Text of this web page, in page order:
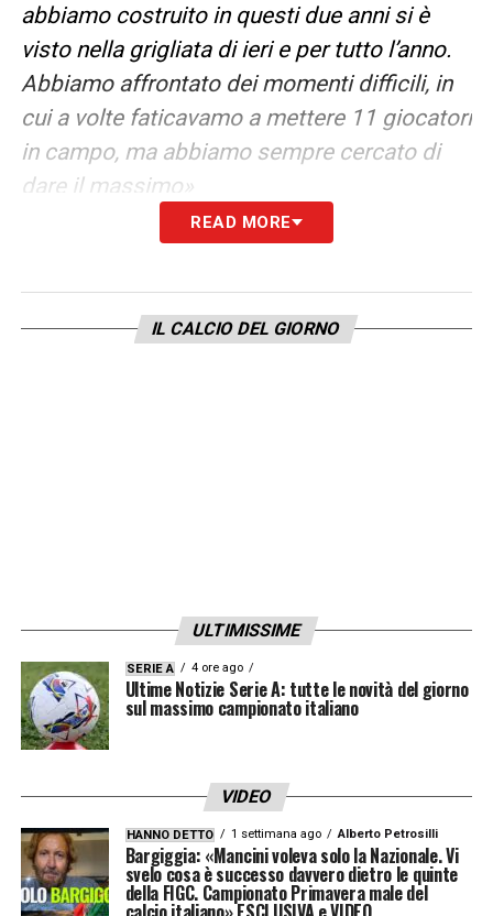
abbiamo costruito in questi due anni si è
visto nella grigliata di ieri e per tutto l’anno.
Abbiamo affrontato dei momenti difficili, in
cui a volte faticavamo a mettere 11 giocatori
in campo, ma abbiamo sempre cercato di
dare il massimo»
– «Bella sfida, ne parlo spesso a
livello personale ti dico che il quarto forse è
stato un po’ più bello, perché è stato più
intelligenza tattica. Poi, chiaramente, per
anni ho fatto l’esterno d’attacco quindi
preferisco quello»
mi sento cresciuto sotto tanti punti di vista.
Sto cercando di mettere ancora cose nel
mio repertorio, perché spero di fare altri anni
ad alto livello. Copenaghen? Più di una
READ MORE
IL CALCIO DEL GIORNO
ULTIMISSIME
SERIE A 4 ore ago
Ultime Notizie Serie A: tutte le novità del giorno
sul massimo campionato italiano
VIDEO
HANNO DETTO 1 settimana ago Alberto Petrosilli
Bargiggia: «Mancini voleva solo la Nazionale. Vi
svelo cosa è successo davvero dietro le quinte
della FIGC. Campionato Primavera male del